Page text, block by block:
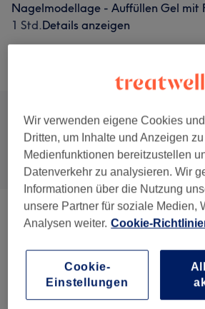
Nagelmodellage - Auffüllen Gel mit
1 Std.Details anzeigen
Alle Nägel
Nagelmodellage 8)
Maniküre & Pediküre (8)
Handdesign (5)
Wir verwenden eigene Cookies
Dritten, um Inhalte und Anzeigen
Medienfunktionen bereitzustellen
Datenverkehr zu analysieren. Wir
Informationen über die Nutzung
unsere Partner für soziale Medien,
Analysen weiter. Cookie-
Cookie-
Einstellungen